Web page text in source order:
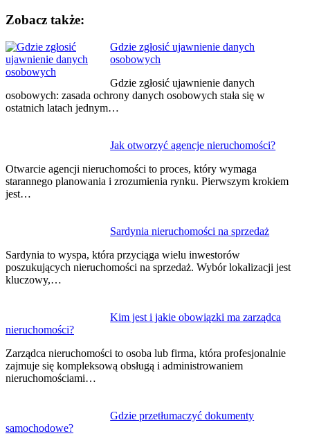
Zobacz także:
Gdzie zgłosić ujawnienie danych
osobowych
Gdzie zgłosić ujawnienie danych
osobowych: zasada ochrony danych osobowych stała się w
ostatnich latach jednym…
Jak otworzyć agencje nieruchomości?
Otwarcie agencji nieruchomości to proces, który wymaga
starannego planowania i zrozumienia rynku. Pierwszym krokiem
jest…
Sardynia nieruchomości na sprzedaż
Sardynia to wyspa, która przyciąga wielu inwestorów
poszukujących nieruchomości na sprzedaż. Wybór lokalizacji jest
kluczowy,…
Kim jest i jakie obowiązki ma zarządca
nieruchomości?
Zarządca nieruchomości to osoba lub firma, która profesjonalnie
zajmuje się kompleksową obsługą i administrowaniem
nieruchomościami…
Gdzie przetłumaczyć dokumenty
samochodowe?
Nawigacja
wpisu